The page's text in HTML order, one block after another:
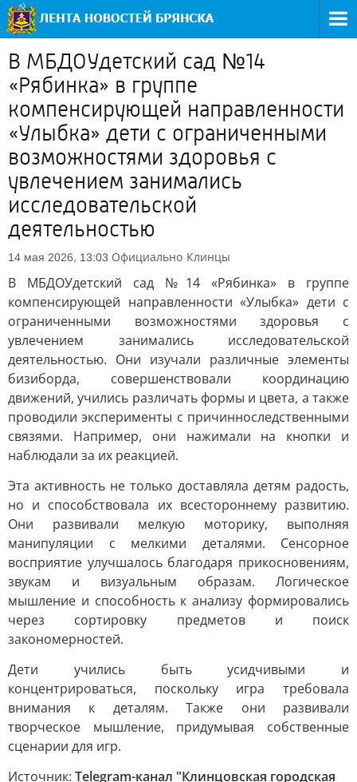
В МБДОУдетский сад №14
«Рябинка» в группе
компенсирующей направленности
«Улыбка» дети с ограниченными
возможностями здоровья с
увлечением занимались
исследовательской
деятельностью
14 мая 2026, 13:03 Официально Клинцы
В МБДОУдетский сад №14 «Рябинка» в группе
компенсирующей направленности «Улыбка» дети с
ограниченными возможностями здоровья с
увлечением занимались исследовательской
деятельностью. Они изучали различные элементы
бизиборда, совершенствовали координацию
движений, учились различать формы и цвета, а также
проводили эксперименты с причинноследственными
связями. Например, они нажимали на кнопки и
наблюдали за их реакцией.
Эта активность не только доставляла детям радость,
но и способствовала их всестороннему развитию.
Они развивали мелкую моторику, выполняя
манипуляции с мелкими деталями. Сенсорное
восприятие улучшалось благодаря прикосновениям,
звукам и визуальным образам. Логическое
мышление и способность к анализу формировались
через сортировку предметов и поиск
закономерностей.
Дети учились быть усидчивыми и
концентрироваться, поскольку игра требовала
внимания к деталям. Также они развивали
творческое мышление, придумывая собственные
сценарии для игр.
Источник: Telegram-канал "Клинцовская городская